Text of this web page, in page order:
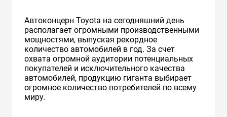
Автоконцерн Toyota на сегодняшний день
располагает огромными производственными
мощностями, выпуская рекордное
количество автомобилей в год. За счет
охвата огромной аудитории потенциальных
покупателей и исключительного качества
автомобилей, продукцию гиганта выбирает
огромное количество потребителей по всему
миру.